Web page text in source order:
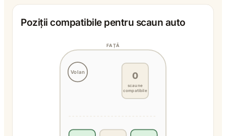
Poziții compatibile pentru scaun auto
Volan
FAȚĂ
0
scaune
compatibile